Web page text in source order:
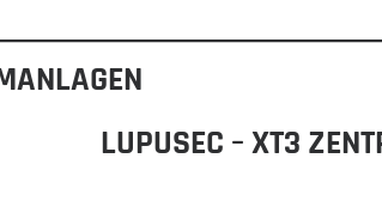
LUPUSEC – XT3